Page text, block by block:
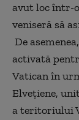
avut loc într-
veniseră să
De
activată
Vatican în
Elveţiene,
a teritoriului